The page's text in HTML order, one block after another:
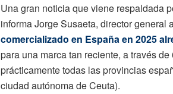
Una gran noticia que viene respaldada
informa Jorge Susaeta, director general
comercializado en España en 2025
para una marca tan reciente, a través
prácticamente todas las provincias
ciudad autónoma de Ceuta).